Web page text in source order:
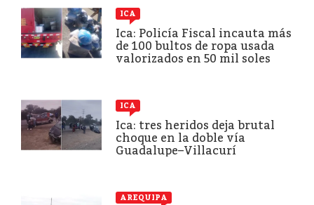
ICA
Ica: Policía Fiscal incauta más
de 100 bultos de ropa usada
valorizados en 50 mil soles
ICA
Ica: tres heridos deja brutal
choque en la doble vía
Guadalupe–Villacurí
AREQUIPA